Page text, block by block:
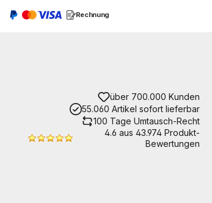
Rechnung
über 700.000 Kunden
55.060 Artikel sofort lieferbar
100 Tage Umtausch-Recht
4.6 aus 43.974 Produkt-
Bewertungen